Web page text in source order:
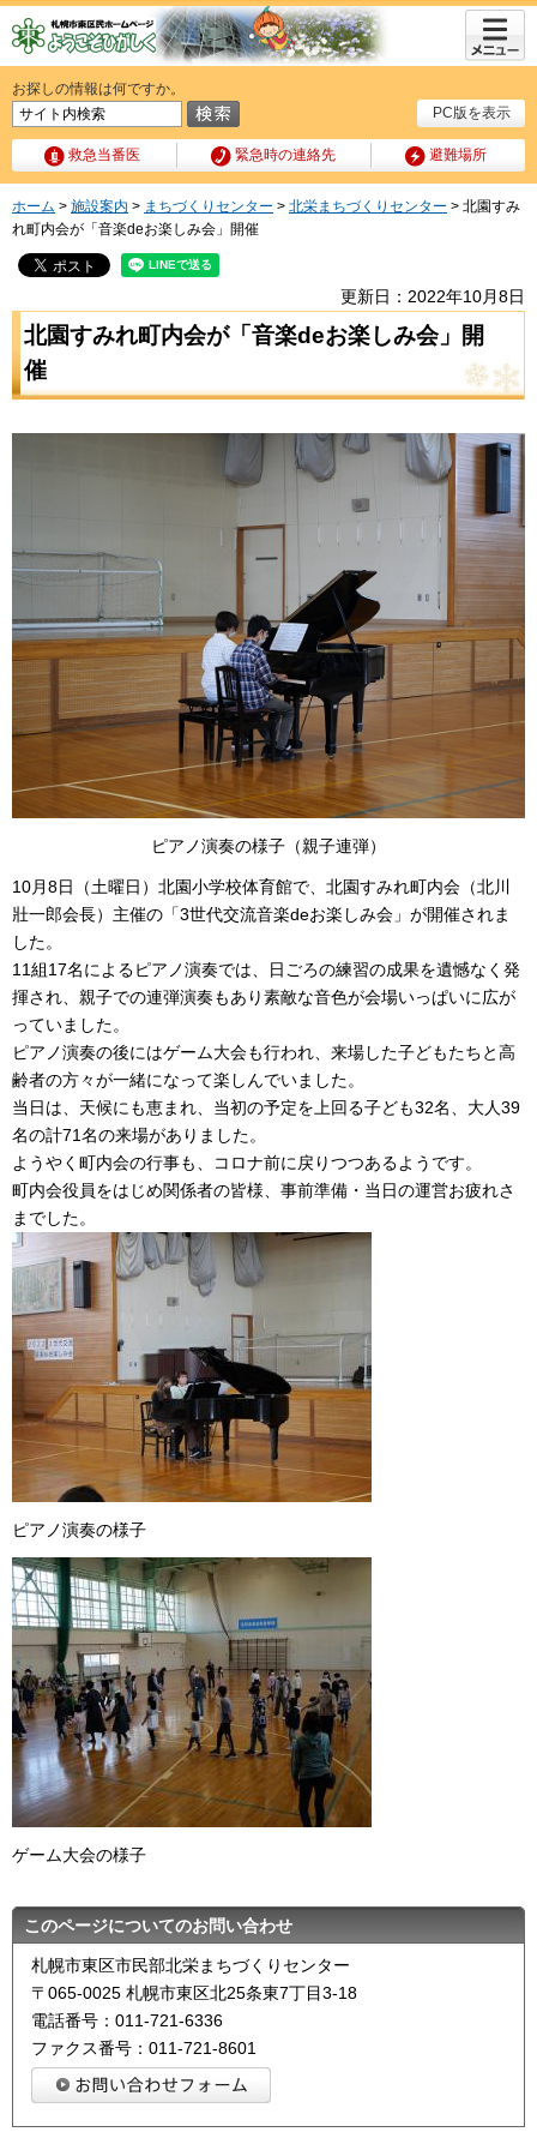
PC版を表示
お探しの情報は何ですか。
救急当番医 緊急時の連絡先 避難場所
メニュ
ー
ホーム > 施設案内 > まちづくりセンター > 北栄まちづくりセンター > 北園すみ
れ町内会が「音楽deお楽しみ会」開催
更新日：2022年10月8日
北園すみれ町内会が「音楽deお楽しみ会」開
催
ピアノ演奏の様子（親子連弾）
10月8日（土曜日）北園小学校体育館で、北園すみれ町内会（北川
壯一郎会長）主催の「3世代交流音楽deお楽しみ会」が開催されま
した。
11組17名によるピアノ演奏では、日ごろの練習の成果を遺憾なく発
揮され、親子での連弾演奏もあり素敵な音色が会場いっぱいに広が
っていました。
ピアノ演奏の後にはゲーム大会も行われ、来場した子どもたちと高
齢者の方々が一緒になって楽しんでいました。
当日は、天候にも恵まれ、当初の予定を上回る子ども32名、大人39
名の計71名の来場がありました。
ようやく町内会の行事も、コロナ前に戻りつつあるようです。
町内会役員をはじめ関係者の皆様、事前準備・当日の運営お疲れさ
までした。
ピアノ演奏の様子
ゲーム大会の様子
このページについてのお問い合わせ
札幌市東区市民部北栄まちづくりセンター
〒065-0025 札幌市東区北25条東7丁目3-18
電話番号：011-721-6336
ファクス番号：011-721-8601